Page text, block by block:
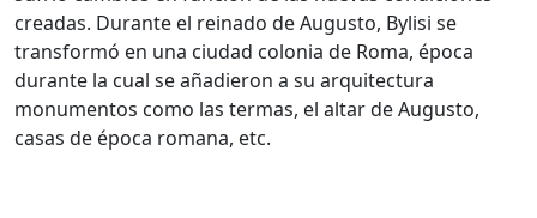
creadas. Durante el reinado de Augusto, Bylisi se
transformó en una ciudad colonia de Roma, época
durante la cual se añadieron a su arquitectura
monumentos como las termas, el altar de Augusto,
casas de época romana, etc.